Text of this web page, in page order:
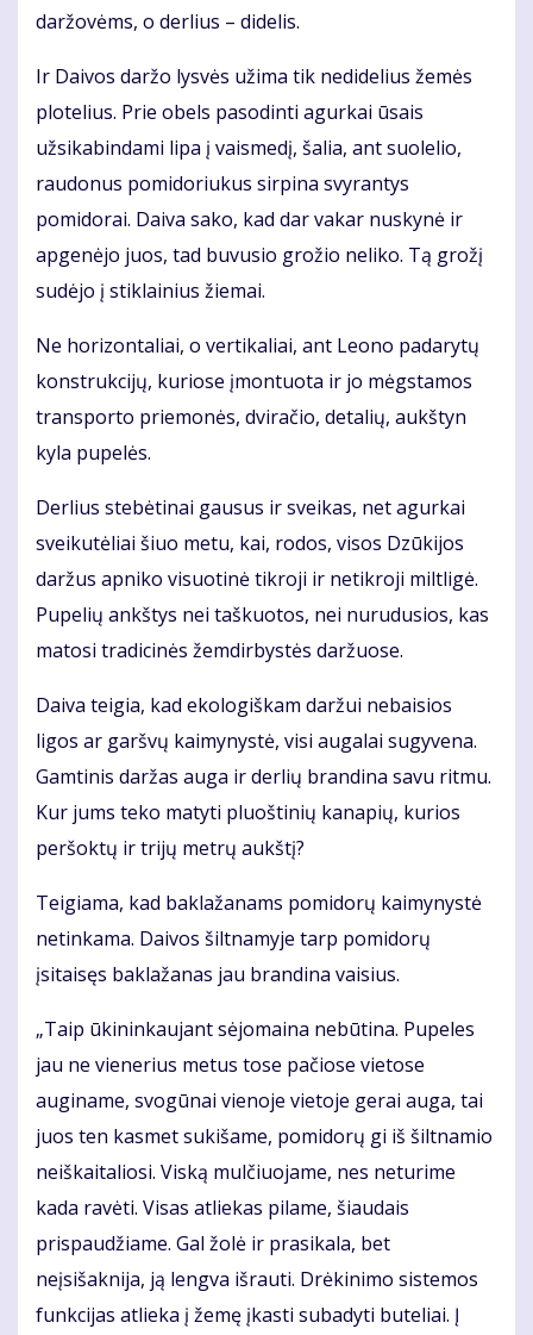
daržovėms, o derlius – didelis.
Ir Daivos daržo lysvės užima tik nedidelius žemės
plotelius. Prie obels pasodinti agurkai ūsais
užsikabindami lipa į vaismedį, šalia, ant suolelio,
raudonus pomidoriukus sirpina svyrantys
pomidorai. Daiva sako, kad dar vakar nuskynė ir
apgenėjo juos, tad buvusio grožio neliko. Tą grožį
sudėjo į stiklainius žiemai.
Ne horizontaliai, o vertikaliai, ant Leono padarytų
konstrukcijų, kuriose įmontuota ir jo mėgstamos
transporto priemonės, dviračio, detalių, aukštyn
kyla pupelės.
Derlius stebėtinai gausus ir sveikas, net agurkai
sveikutėliai šiuo metu, kai, rodos, visos Dzūkijos
daržus apniko visuotinė tikroji ir netikroji miltligė.
Pupelių ankštys nei taškuotos, nei nurudusios, kas
matosi tradicinės žemdirbystės daržuose.
Daiva teigia, kad ekologiškam daržui nebaisios
ligos ar garšvų kaimynystė, visi augalai sugyvena.
Gamtinis daržas auga ir derlių brandina savu ritmu.
Kur jums teko matyti pluoštinių kanapių, kurios
peršoktų ir trijų metrų aukštį?
Teigiama, kad baklažanams pomidorų kaimynystė
netinkama. Daivos šiltnamyje tarp pomidorų
įsitaisęs baklažanas jau brandina vaisius.
„Taip ūkininkaujant sėjomaina nebūtina. Pupeles
jau ne vienerius metus tose pačiose vietose
auginame, svogūnai vienoje vietoje gerai auga, tai
juos ten kasmet sukišame, pomidorų gi iš šiltnamio
neiškaitaliosi. Viską mulčiuojame, nes neturime
kada ravėti. Visas atliekas pilame, šiaudais
prispaudžiame. Gal žolė ir prasikala, bet
neįsišaknija, ją lengva išrauti. Drėkinimo sistemos
funkcijas atlieka į žemę įkasti subadyti buteliai. Į